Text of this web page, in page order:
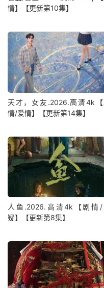
情】【更新第10集】
天才，女友.2026.高清4k【
情/爱情】【更新第14集】
人鱼.2026.高清4k【剧情/
疑】【更新第8集】